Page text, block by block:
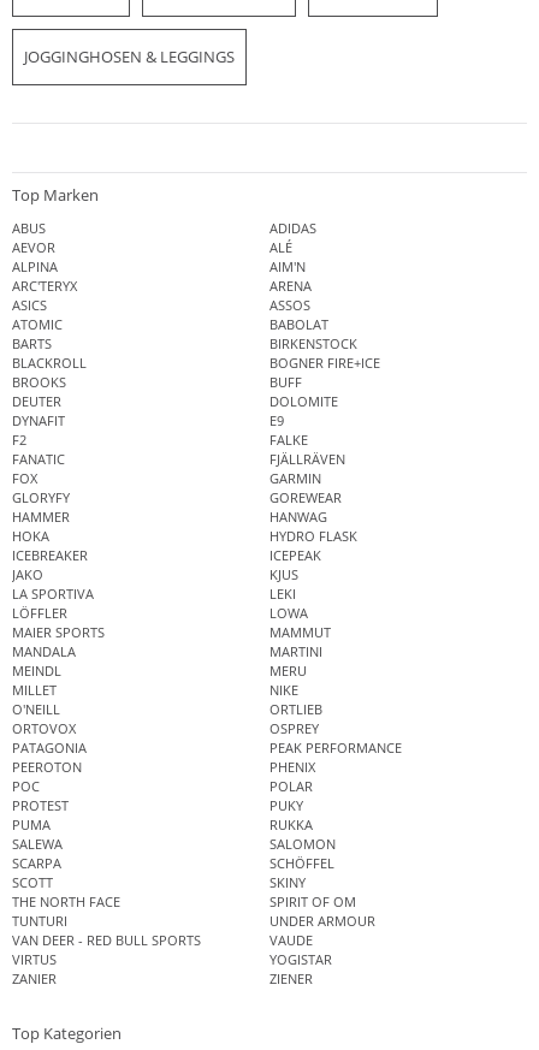
JOGGINGHOSEN & LEGGINGS
Top Marken
ABUS
ADIDAS
AEVOR
ALÉ
ALPINA
AIM'N
ARC'TERYX
ARENA
ASICS
ASSOS
ATOMIC
BABOLAT
BARTS
BIRKENSTOCK
BLACKROLL
BOGNER FIRE+ICE
BROOKS
BUFF
DEUTER
DOLOMITE
DYNAFIT
E9
F2
FALKE
FANATIC
FJÄLLRÄVEN
FOX
GARMIN
GLORYFY
GOREWEAR
HAMMER
HANWAG
HOKA
HYDRO FLASK
ICEBREAKER
ICEPEAK
JAKO
KJUS
LA SPORTIVA
LEKI
LÖFFLER
LOWA
MAIER SPORTS
MAMMUT
MANDALA
MARTINI
MEINDL
MERU
MILLET
NIKE
O'NEILL
ORTLIEB
ORTOVOX
OSPREY
PATAGONIA
PEAK PERFORMANCE
PEEROTON
PHENIX
POC
POLAR
PROTEST
PUKY
PUMA
RUKKA
SALEWA
SALOMON
SCARPA
SCHÖFFEL
SCOTT
SKINY
THE NORTH FACE
SPIRIT OF OM
TUNTURI
UNDER ARMOUR
VAN DEER - RED BULL SPORTS
VAUDE
VIRTUS
YOGISTAR
ZANIER
ZIENER
Top Kategorien